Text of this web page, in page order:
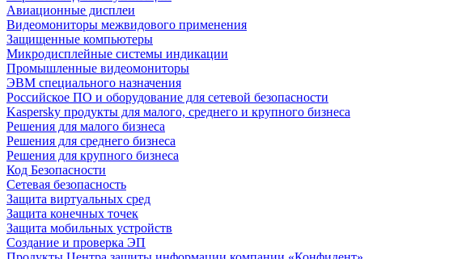
Авиационные дисплеи
Видеомониторы межвидового применения
Защищенные компьютеры
Микродисплейные системы индикации
Промышленные видеомониторы
ЭВМ специального назначения
Российское ПО и оборудование для сетевой безопасности
Kaspersky продукты для малого, среднего и крупного бизнеса
Решения для малого бизнеса
Решения для среднего бизнеса
Решения для крупного бизнеса
Код Безопасности
Сетевая безопасность
Защита виртуальных сред
Защита конечных точек
Защита мобильных устройств
Создание и проверка ЭП